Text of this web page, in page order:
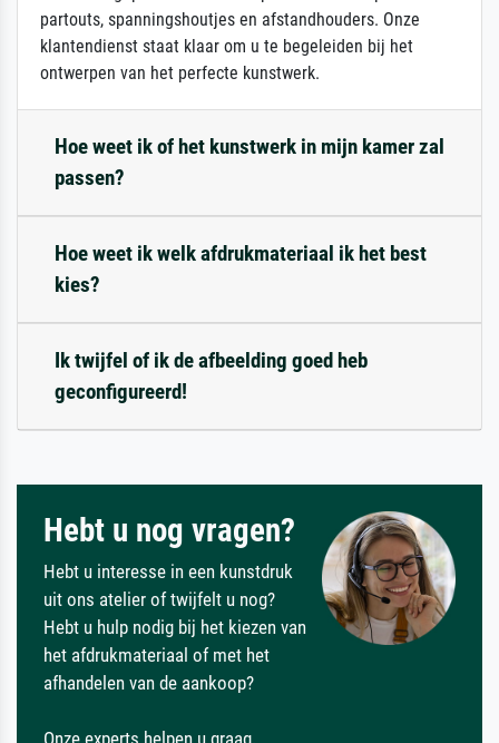
partouts, spanningshoutjes en afstandhouders. Onze
klantendienst staat klaar om u te begeleiden bij het
ontwerpen van het perfecte kunstwerk.
Hoe weet ik of het kunstwerk in mijn kamer zal
passen?
Hoe weet ik welk afdrukmateriaal ik het best
kies?
Ik twijfel of ik de afbeelding goed heb
geconfigureerd!
Hebt u nog vragen?
Hebt u interesse in een kunstdruk
uit ons atelier of twijfelt u nog?
Hebt u hulp nodig bij het kiezen van
het afdrukmateriaal of met het
afhandelen van de aankoop?